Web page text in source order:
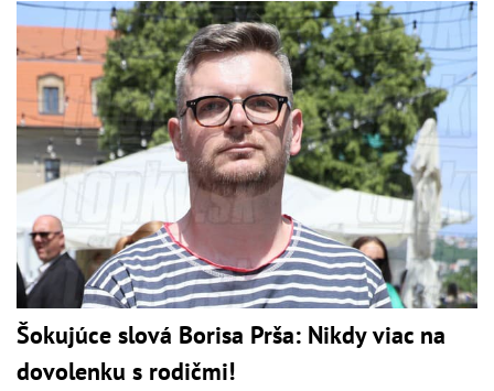
Šokujúce slová Borisa Prša: Nikdy viac na
dovolenku s rodičmi!